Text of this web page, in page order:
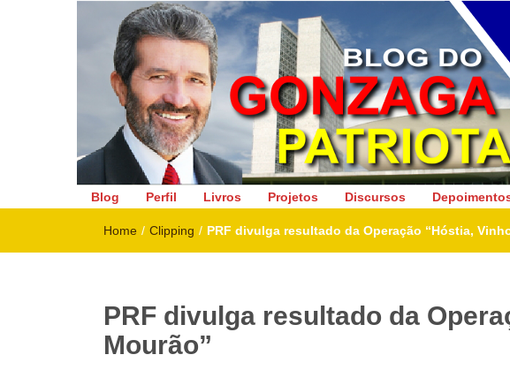
Deputado Federal
Blog Perfil Livros Projetos Discursos
Home / Clipping / PRF divulga resultado da Operação “Hóstia,
PRF divulga resultado da
Mourão”